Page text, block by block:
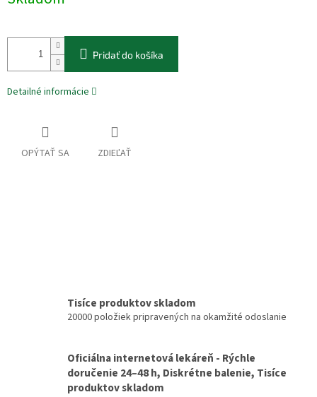
Pridať do košíka
Detailné informácie
OPÝTAŤ SA ZDIEĽAŤ
Tisíce produktov skladom
20000 položiek pripravených na okamžité odoslanie
Oficiálna internetová lekáreň - Rýchle
doručenie 24–48 h, Diskrétne balenie, Tisíce
produktov skladom